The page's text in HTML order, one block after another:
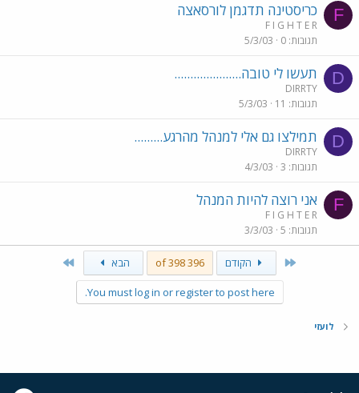
F כריסטינה תדגמן לורסאצה
F I G H T E R
תגובות 0
5/3/03
D תעשו לי טובה.....................
DIRRTY
תגובות 11
5/3/03
D תמילצו גם אלי למנהל מהרגע.........
DIRRTY
תגובות 3
4/3/03
F אני רוצה להיות המנהל
F I G H T E R
תגובות 5
3/3/03
First הקודם 396 of 398 הבא
You must log in or register to post here.
לועזי